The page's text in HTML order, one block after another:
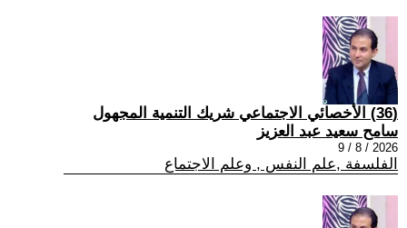
(36) الأخصائي الاجتماعي شريك التنمية المجهول
سامح سعيد عبد العزيز
2026 / 8 / 9
الفلسفة ,علم النفس , وعلم الاجتماع